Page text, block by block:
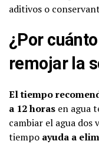
aditivos o
¿Por
remojar la
El tiempo
a 12 horas en agua
cambiar el agua dos
tiempo ayuda a